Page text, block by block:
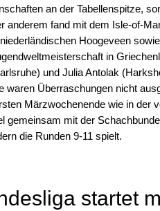
an der Tabellenspitze,
anderem fand mit dem Isle-of-
Hoogeveen
in
und Julia Antolak
waren Überraschungen nicht
Märzwochenende wie in der
gemeinsam mit der
die Runden 9-11 spielt.
startet